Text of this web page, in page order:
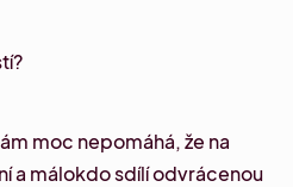
moc nepomáhá, že na
a málokdo sdílí odvrácenou